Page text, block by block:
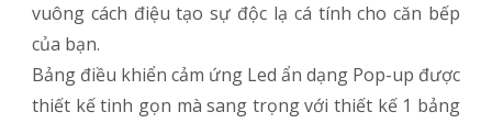
vuông cách điệu tạo sự độc lạ cá tính cho căn bếp
của bạn.
Bảng điều khiển cảm ứng Led ẩn dạng Pop-up được
thiết kế tinh gọn mà sang trọng với thiết kế 1 bảng